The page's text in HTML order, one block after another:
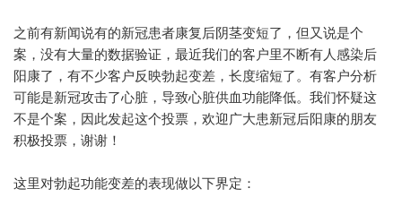
之前有新闻说有的新冠患者康复后阴茎变短了，但又说是个
案，没有大量的数据验证，最近我们的客户里不断有人感染后
阳康了，有不少客户反映勃起变差，长度缩短了。有客户分析
可能是新冠攻击了心脏，导致心脏供血功能降低。我们怀疑这
不是个案，因此发起这个投票，欢迎广大患新冠后阳康的朋友
积极投票，谢谢！
这里对勃起功能变差的表现做以下界定：